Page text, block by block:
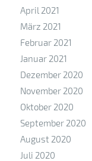
April 2021
März 2021
Februar 2021
Januar 2021
Dezember 2020
November 2020
Oktober 2020
September 2020
August 2020
Juli 2020